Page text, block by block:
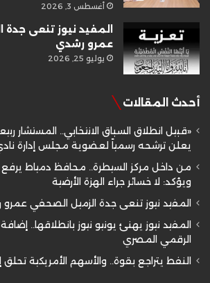
أغسطس 3, 2026
المفيد نيوز تنعى
عمرو رشدي
يوليو 25, 2026
أحدث المقالات
«قبيل انطلاق السباق الانتخابي.. المستشار
يعلن ترشحه رسمياً لعضوية مجلس إدارة
من داخل مركز السيطرة.. محافظ دمياط يرفع
ويؤكد: لا خسائر جراء الهزة الأرضية
المفيد نيوز تنعى جدة الزميل الصحفي
المفيد نيوز يهنئ يونيو نيوز بانطلاقها..
الرقمي المصري
النفط يتراجع بقوة.. والأسهم الأمريكية